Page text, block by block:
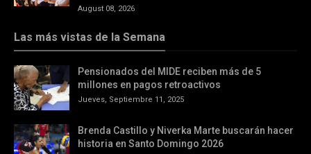
August 08, 2026
Las más vistas de la Semana
Pensionados del MIDE reciben más de 5
millones en pagos retroactivos
Jueves, Septiembre 11, 2025
Brenda Castillo y Niverka Marte buscarán hacer
historia en Santo Domingo 2026